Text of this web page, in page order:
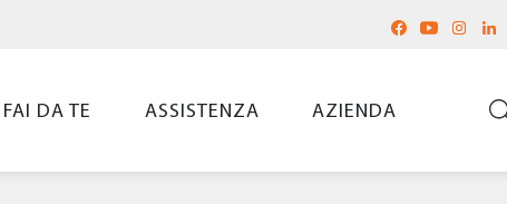
FAI DA TE ASSISTENZA AZIENDA